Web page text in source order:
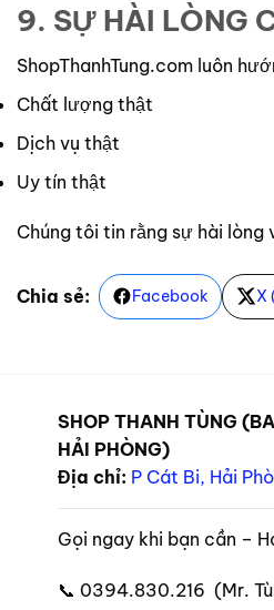
9. SỰ HÀI LÒNG
ShopThanhTung.com luôn
Chất lượng thật
Dịch vụ thật
Uy tín thật
Chúng tôi tin rằng sự hài
Chia sẻ: Facebook X
SHOP THANH TÙNG
HẢI PHÒNG)
Địa chỉ: P Cát Bi, Hải
Gọi ngay khi bạn cần –
📞 0394.830.216 (Mr.